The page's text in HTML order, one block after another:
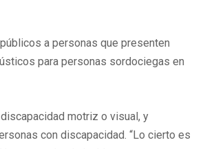
a personas que presenten
para personas sordociegas en
motriz o visual, y
con discapacidad. “Lo cierto es